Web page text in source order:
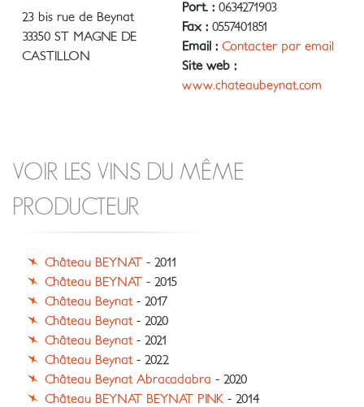
23 bis rue de Beynat
33350 ST MAGNE DE
CASTILLON
Port. : 0634271903
Fax : 0557401851
Email : Contacter par email
Site web :
www.chateaubeynat.com
VOIR LES VINS DU MÊME
PRODUCTEUR
Château BEYNAT - 2011
Château BEYNAT - 2015
Château Beynat - 2017
Château Beynat - 2020
Château Beynat - 2021
Château Beynat - 2022
Château Beynat Abracadabra - 2020
Château BEYNAT BEYNAT PINK - 2014